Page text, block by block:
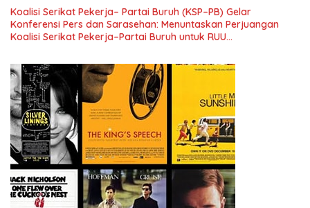
Koalisi Serikat Pekerja– Partai Buruh (KSP–PB) Gelar
Konferensi Pers dan Sarasehan: Menuntaskan Perjuangan
Koalisi Serikat Pekerja–Partai Buruh untuk RUU